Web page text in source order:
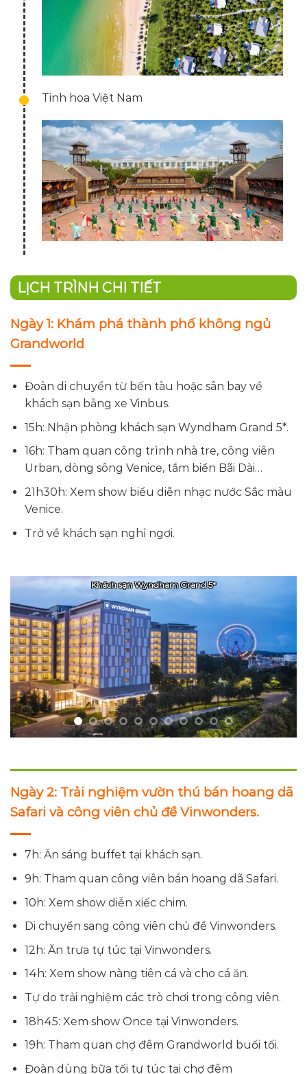
Tinh hoa Việt Nam
LỊCH TRÌNH CHI TIẾT
Ngày 1: Khám phá thành phố không ngủ
Grandworld
Đoàn di chuyển từ bến tàu hoặc sân bay về
khách sạn bằng xe Vinbus.
15h: Nhận phòng khách sạn Wyndham Grand 5*.
16h: Tham quan công trình nhà tre, công viên
Urban, dòng sông Venice, tắm biển Bãi Dài…
21h30h: Xem show biểu diễn nhạc nước Sắc màu
Venice.
Trở về khách sạn nghỉ ngơi.
Khách sạn Wyndham Grand 5* nhìn từ trên cao
Ngày 2: Trải nghiệm vườn thú bán hoang dã
Safari và công viên chủ đề Vinwonders.
7h: Ăn sáng buffet tại khách sạn.
9h: Tham quan công viên bán hoang dã Safari.
10h: Xem show diễn xiếc chim.
Di chuyển sang công viên chủ đề Vinwonders.
12h: Ăn trưa tự túc tại Vinwonders.
14h: Xem show nàng tiên cá và cho cá ăn.
Tự do trải nghiệm các trò chơi trong công viên.
18h45: Xem show Once tại Vinwonders.
19h: Tham quan chợ đêm Grandworld buổi tối.
Đoàn dùng bữa tối tự túc tại chợ đêm